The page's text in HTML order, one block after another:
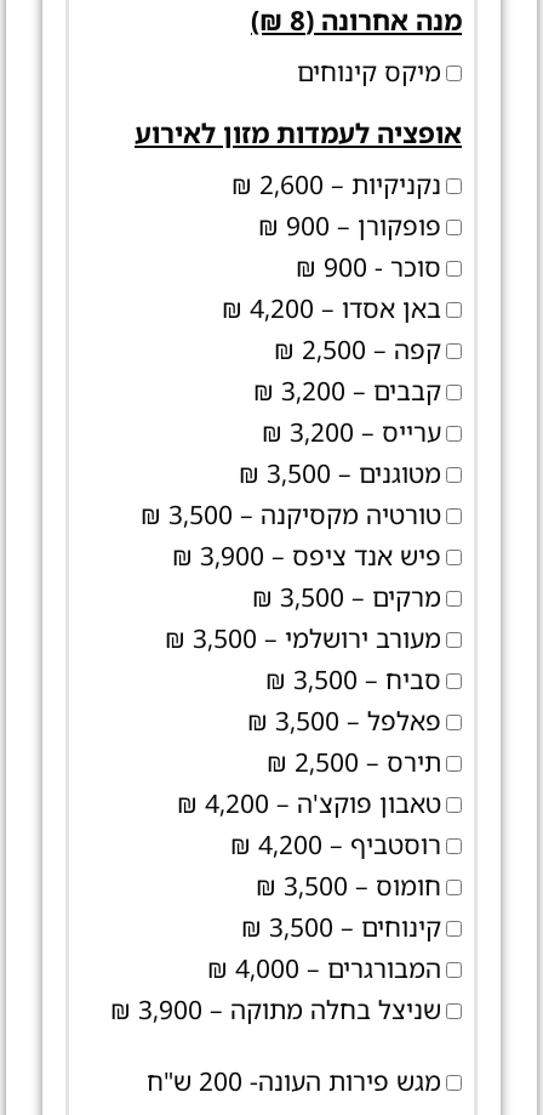
מנה אחרונה (8 ₪)
מיקס קינוחים
אופציה לעמדות מזון לאירוע
נקניקיות – 2,600 ₪
פופקורן – 900 ₪
סוכר - 900 ₪
באן אסדו – 4,200 ₪
קפה – 2,500 ₪
קבבים – 3,200 ₪
ערייס – 3,200 ₪
מטוגנים – 3,500 ₪
טורטיה מקסיקנה – 3,500 ₪
פיש אנד ציפס – 3,900 ₪
מרקים – 3,500 ₪
מעורב ירושלמי – 3,500 ₪
סביח – 3,500 ₪
פאלפל – 3,500 ₪
תירס – 2,500 ₪
טאבון פוקצ'ה – 4,200 ₪
רוסטביף – 4,200 ₪
חומוס – 3,500 ₪
קינוחים – 3,500 ₪
המבורגרים – 4,000 ₪
שניצל בחלה מתוקה – 3,900 ₪
מגש פירות העונה- 200 ש"ח